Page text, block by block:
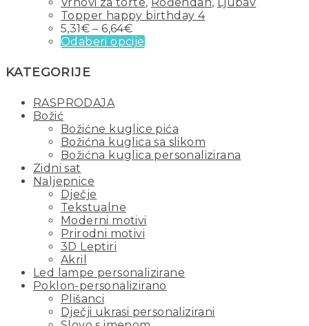
Topper happy birthday 4
5,31€ –6,64€
Odaberi opcije
KATEGORIJE
RASPRODAJA
Božić
Božićne kuglice pića
Božićna kuglica sa slikom
Božićna kuglica personalizirana
Zidni sat
Naljepnice
Dječje
Tekstualne
Moderni motivi
Prirodni motivi
3D Leptiri
Akril
Led lampe personalizirane
Poklon-personalizirano
Plišanci
Dječji ukrasi personalizirani